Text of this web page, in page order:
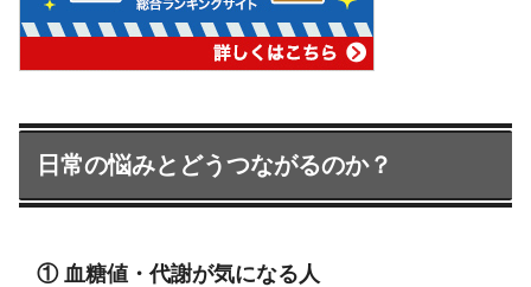
日常の悩みとどうつながるのか？
① 血糖値・代謝が気になる人